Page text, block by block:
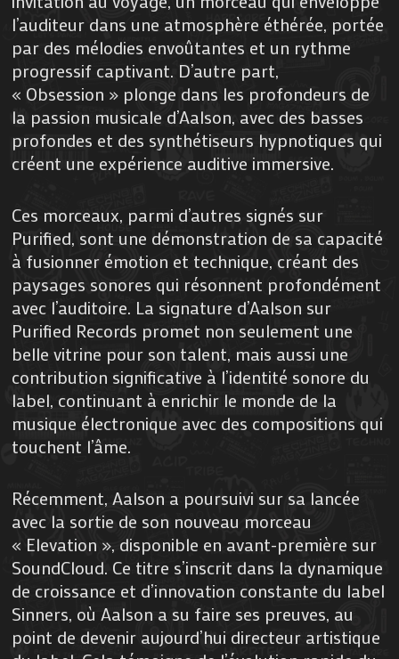
l’auditeur dans une atmosphère éthérée, portée
par des mélodies envoûtantes et un rythme
progressif captivant. D’autre part,
« Obsession » plonge dans les profondeurs de
la passion musicale d’Aalson, avec des basses
profondes et des synthétiseurs hypnotiques qui
créent une expérience auditive immersive.
Ces morceaux, parmi d’autres signés sur
Purified, sont une démonstration de sa capacité
à fusionner émotion et technique, créant des
paysages sonores qui résonnent profondément
avec l’auditoire. La signature d’Aalson sur
Purified Records promet non seulement une
belle vitrine pour son talent, mais aussi une
contribution significative à l’identité sonore du
label, continuant à enrichir le monde de la
musique électronique avec des compositions qui
touchent l’âme.
Récemment, Aalson a poursuivi sur sa lancée
avec la sortie de son nouveau morceau
« Elevation », disponible en avant-première sur
SoundCloud. Ce titre s’inscrit dans la dynamique
de croissance et d’innovation constante du label
Sinners, où Aalson a su faire ses preuves, au
point de devenir aujourd’hui directeur artistique